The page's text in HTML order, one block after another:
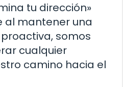
tu dirección»
al mantener una
somos
cualquier
camino hacia el